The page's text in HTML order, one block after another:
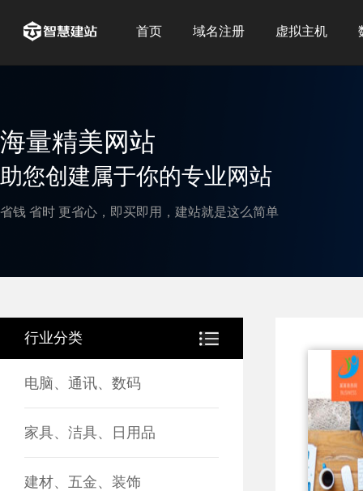
首页 域名注册 虚拟主机
海量精美网站
助您创建属于你的专业网站
省钱 省时 更省心，即买即用，建站就是这么简单
行业分类
电脑、通讯、数码
家具、洁具、日用品
建材、五金、装饰